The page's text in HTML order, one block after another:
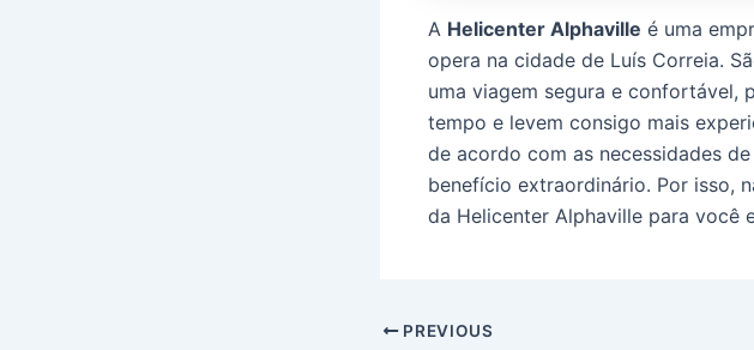
A Helicenter Alphaville é uma
opera na cidade de Luís Correia.
uma viagem segura e confortável,
tempo e levem consigo mais
de acordo com as necessidades
benefício extraordinário. Por isso,
da Helicenter Alphaville para você
Post
PREVIOUS